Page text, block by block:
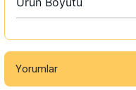
Yorumlar